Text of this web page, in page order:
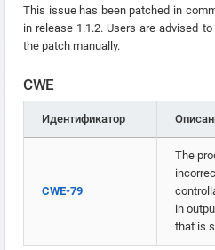
This issue has been patched in
in release 1.1.2. Users are advised
the patch manually.
CWE
Идентификатор
CWE-79
The
in
that is